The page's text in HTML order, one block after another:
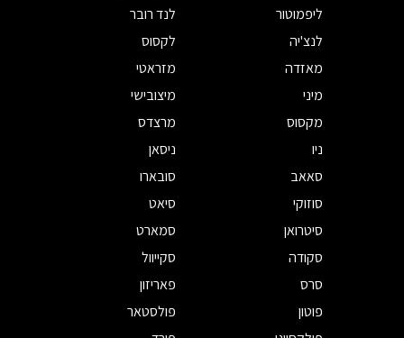
ליפמוטור
לנד רובר
לנצ'יה
לקסוס
מאזדה
מזראטי
מיני
מיצובישי
מקסוס
מרצדס
ניו
ניסאן
סאאב
סובארו
סוזוקי
סיאט
סיטרואן
סמארט
סקודה
סקייוול
סרס
פאריזון
פוטון
פולסטאר